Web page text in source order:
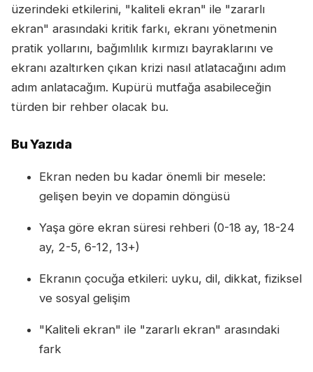
üzerindeki etkilerini, "kaliteli ekran" ile "zararlı
ekran" arasındaki kritik farkı, ekranı yönetmenin
pratik yollarını, bağımlılık kırmızı bayraklarını ve
ekranı azaltırken çıkan krizi nasıl atlatacağını adım
adım anlatacağım. Kupürü mutfağa asabileceğin
türden bir rehber olacak bu.
Bu Yazıda
Ekran neden bu kadar önemli bir mesele:
gelişen beyin ve dopamin döngüsü
Yaşa göre ekran süresi rehberi (0-18 ay, 18-24
ay, 2-5, 6-12, 13+)
Ekranın çocuğa etkileri: uyku, dil, dikkat, fiziksel
ve sosyal gelişim
"Kaliteli ekran" ile "zararlı ekran" arasındaki
fark